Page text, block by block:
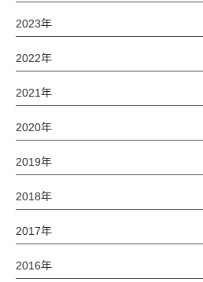
2023年
2022年
2021年
2020年
2019年
2018年
2017年
2016年